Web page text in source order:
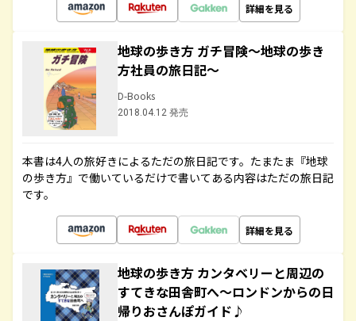
詳細を見る
地球の歩き方 ガチ冒険～地球の歩き
方社員の旅日記～
D-Books
2018.04.12 発売
本書は4人の旅好きによるただの旅日記です。たまたま『地球
の歩き方』で働いているだけで書いてある内容はただの旅日記
です。
詳細を見る
地球の歩き方 カンタベリーと周辺の
すてきな田舎町へ～ロンドンからの日
帰りおさんぽガイド♪